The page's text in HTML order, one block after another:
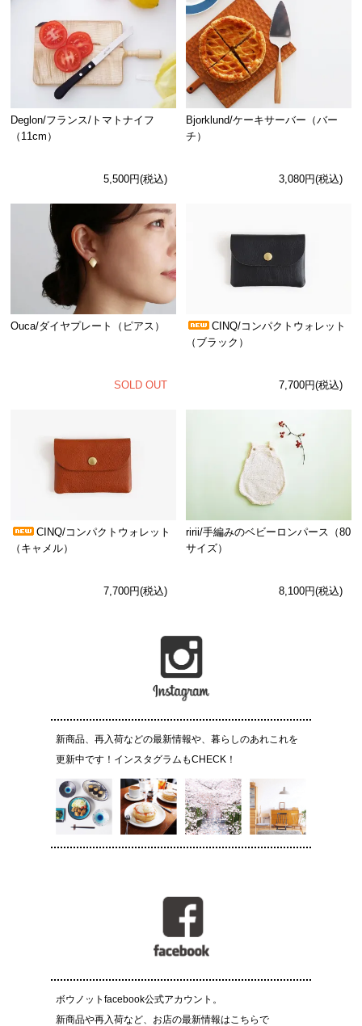
Deglon/フランス/トマトナイフ
（11cm）
5,500円(税込)
Bjorklund/ケーキサーバー（バー
チ）
3,080円(税込)
Ouca/ダイヤプレート（ピアス）
SOLD OUT
CINQ/コンパクトウォレット
（ブラック）
7,700円(税込)
CINQ/コンパクトウォレット
（キャメル）
7,700円(税込)
ririi/手編みのベビーロンパース（80
サイズ）
8,100円(税込)
新商品、再入荷などの最新情報や、暮らしのあれこれを
更新中です！インスタグラムもCHECK！
ボウノットfacebook公式アカウント。
新商品や再入荷など、お店の最新情報はこちらで